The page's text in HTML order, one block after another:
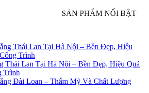
SẢN PHẨM NỔI BẬT
Thái Lan Tại Hà Nội – Bền Đẹp, Hiệu Quả
Trình